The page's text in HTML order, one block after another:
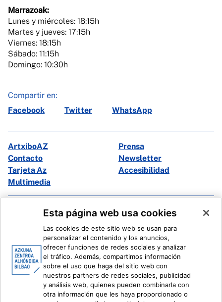
Marrazoak:
Lunes y miércoles: 18:15h
Martes y jueves: 17:15h
Viernes: 18:15h
Sábado: 11:15h
Domingo: 10:30h
Compartir en:
Facebook
Twitter WhatsApp
ArtxiboAZ
Prensa
Contacto
Newsletter
Tarjeta Az
Accesibilidad
Multimedia
Facebook
X
Ivoox
Información legal Sistema Interno de Información
Esta página web usa cookies
Las cookies de este sitio web se usan para
personalizar el contenido y los anuncios,
ofrecer funciones de redes sociales y analizar
el tráfico. Además, compartimos información
sobre el uso que haga del sitio web con
nuestros partners de redes sociales, publicidad
y análisis web, quienes pueden combinarla con
otra información que les haya proporcionado o